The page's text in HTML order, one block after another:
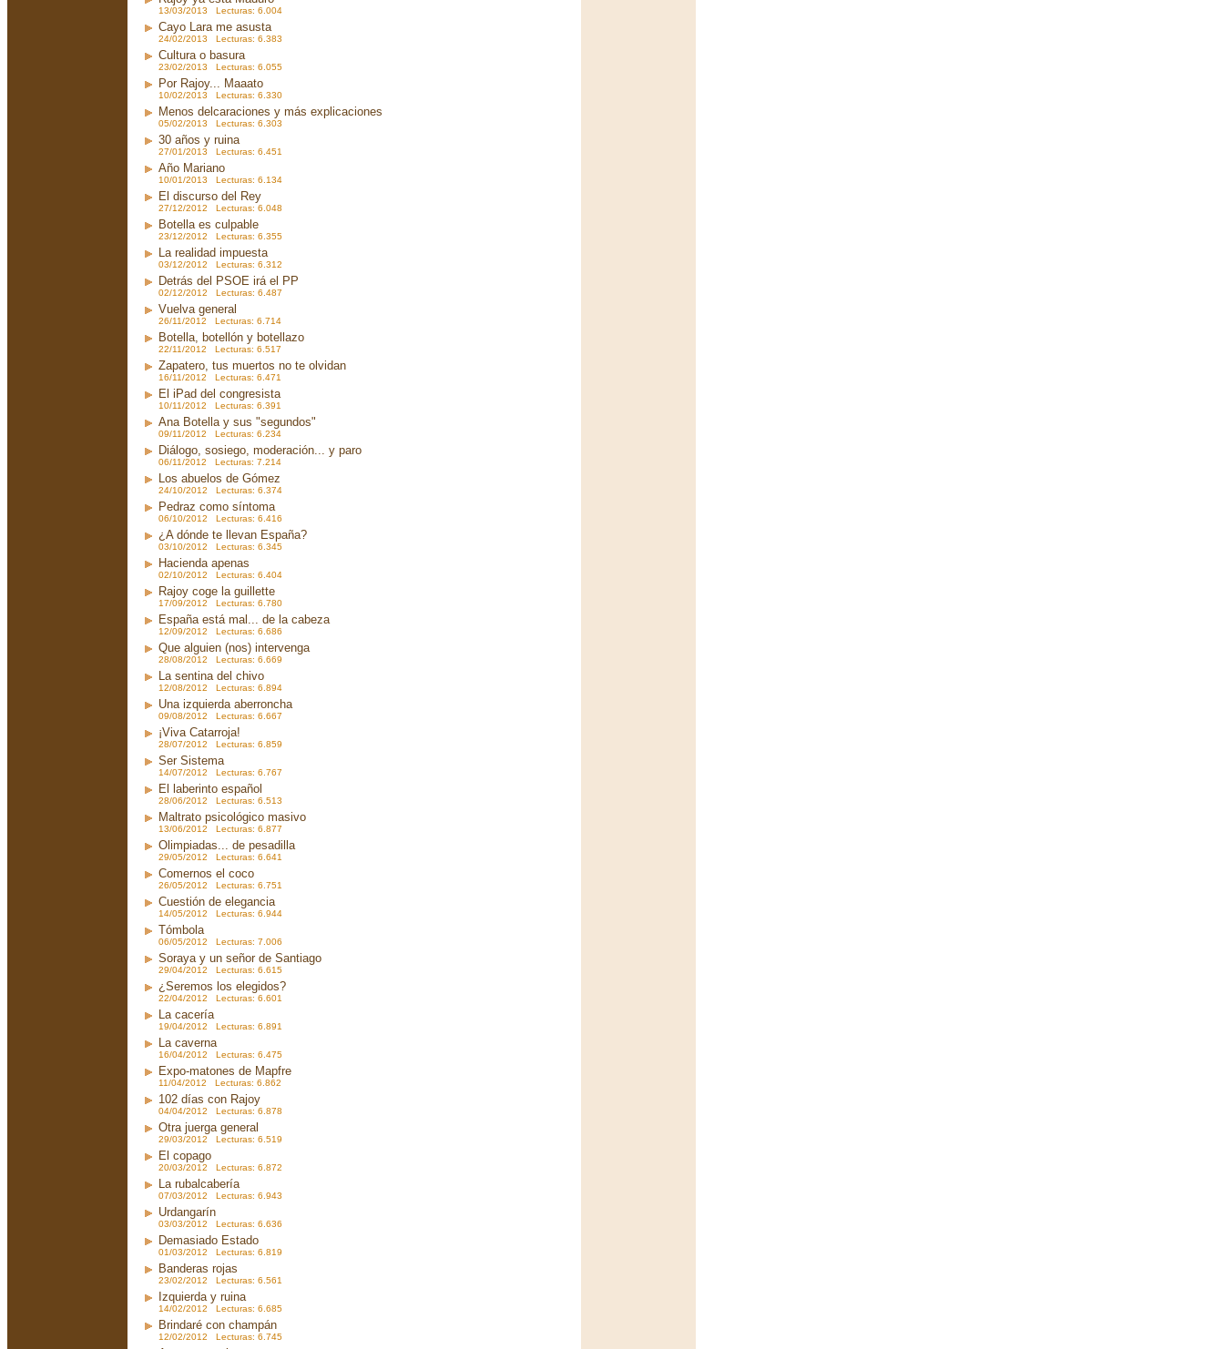
13/03/2013 Lecturas: 6.004
Cayo Lara me asusta
24/02/2013 Lecturas: 6.383
Cultura o basura
23/02/2013 Lecturas: 6.055
Por Rajoy... Maaato
10/02/2013 Lecturas: 6.330
Menos delcaraciones y más explicaciones
05/02/2013 Lecturas: 6.303
30 años y ruina
27/01/2013 Lecturas: 6.451
Año Mariano
10/01/2013 Lecturas: 6.134
El discurso del Rey
27/12/2012 Lecturas: 6.048
Botella es culpable
23/12/2012 Lecturas: 6.355
La realidad impuesta
03/12/2012 Lecturas: 6.312
Detrás del PSOE irá el PP
02/12/2012 Lecturas: 6.487
Vuelva general
26/11/2012 Lecturas: 6.714
Botella, botellón y botellazo
22/11/2012 Lecturas: 6.517
Zapatero, tus muertos no te olvidan
16/11/2012 Lecturas: 6.471
El iPad del congresista
10/11/2012 Lecturas: 6.391
Ana Botella y sus "segundos"
09/11/2012 Lecturas: 6.234
Diálogo, sosiego, moderación... y paro
06/11/2012 Lecturas: 7.214
Los abuelos de Gómez
24/10/2012 Lecturas: 6.374
Pedraz como síntoma
06/10/2012 Lecturas: 6.416
¿A dónde te llevan España?
03/10/2012 Lecturas: 6.345
Hacienda apenas
02/10/2012 Lecturas: 6.404
Rajoy coge la guillette
17/09/2012 Lecturas: 6.780
España está mal... de la cabeza
12/09/2012 Lecturas: 6.686
Que alguien (nos) intervenga
28/08/2012 Lecturas: 6.669
La sentina del chivo
12/08/2012 Lecturas: 6.894
Una izquierda aberroncha
09/08/2012 Lecturas: 6.667
¡Viva Catarroja!
28/07/2012 Lecturas: 6.859
Ser Sistema
14/07/2012 Lecturas: 6.767
El laberinto español
28/06/2012 Lecturas: 6.513
Maltrato psicológico masivo
13/06/2012 Lecturas: 6.877
Olimpiadas... de pesadilla
29/05/2012 Lecturas: 6.641
Comernos el coco
26/05/2012 Lecturas: 6.751
Cuestión de elegancia
14/05/2012 Lecturas: 6.944
Tómbola
06/05/2012 Lecturas: 7.006
Soraya y un señor de Santiago
29/04/2012 Lecturas: 6.615
¿Seremos los elegidos?
22/04/2012 Lecturas: 6.601
La cacería
19/04/2012 Lecturas: 6.891
La caverna
16/04/2012 Lecturas: 6.475
Expo-matones de Mapfre
11/04/2012 Lecturas: 6.862
102 días con Rajoy
04/04/2012 Lecturas: 6.878
Otra juerga general
29/03/2012 Lecturas: 6.519
El copago
20/03/2012 Lecturas: 6.872
La rubalcabería
07/03/2012 Lecturas: 6.943
Urdangarín
03/03/2012 Lecturas: 6.636
Demasiado Estado
01/03/2012 Lecturas: 6.819
Banderas rojas
23/02/2012 Lecturas: 6.561
Izquierda y ruina
14/02/2012 Lecturas: 6.685
Brindaré con champán
12/02/2012 Lecturas: 6.745